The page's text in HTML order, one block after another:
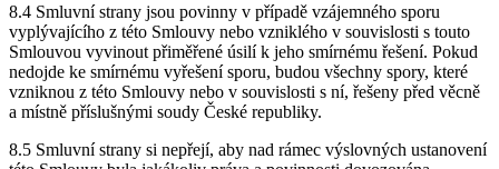
8.4 Smluvní strany jsou povinny v případě vzájemného sporu
vyplývajícího z této Smlouvy nebo vzniklého v souvislosti s touto
Smlouvou vyvinout přiměřené úsilí k jeho smírnému řešení. Pokud
nedojde ke smírnému vyřešení sporu, budou všechny spory, které
vzniknou z této Smlouvy nebo v souvislosti s ní, řešeny před věcně
a místně příslušnými soudy České republiky.
8.5 Smluvní strany si nepřejí, aby nad rámec výslovných ustanovení